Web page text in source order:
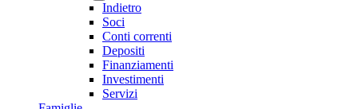
Indietro
Soci
Conti correnti
Depositi
Finanziamenti
Investimenti
Servizi